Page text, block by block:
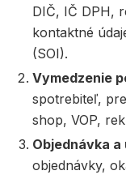
DIČ, IČ DPH,
kontaktné
(SOI).
Vymedzenie
spotrebiteľ,
shop, VOP,
Objednávka
objednávky,